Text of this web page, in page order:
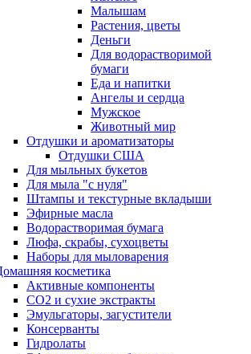
Малышам
Растения, цветы
Деньги
Для водорастворимой
бумаги
Еда и напитки
Ангелы и сердца
Мужское
Животный мир
Отдушки и ароматизаторы
Отдушки США
Для мыльных букетов
Для мыла "с нуля"
Штампы и текстурные вкладыши
Эфирные масла
Водорастворимая бумага
Люфа, скрабы, сухоцветы
Наборы для мыловарения
косметика
Активные компоненты
СО2 и сухие экстракты
Эмульгаторы, загустители
Консерванты
Гидролаты